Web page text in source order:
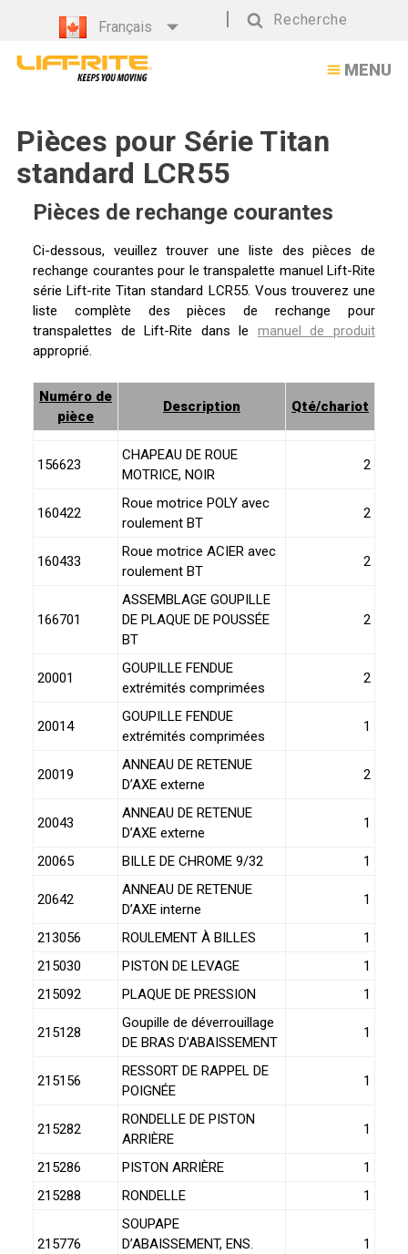
Pièces
pour
Série
standard
LCR55
Français
Recherche
MENU
Pièces pour Série Titan
standard LCR55
Pièces de rechange courantes
Ci-dessous, veuillez trouver une liste des pièces de
rechange courantes pour le transpalette manuel Lift-Rite
série Lift-rite Titan standard LCR55. Vous trouverez une
liste complète des pièces de rechange pour
transpalettes de Lift-Rite dans le manuel de produit
approprié.
Numéro de
pièce
Description Qté/chariot
156623
CHAPEAU DE ROUE
MOTRICE, NOIR
2
160422
Roue motrice POLY avec
roulement BT
2
160433
Roue motrice ACIER avec
roulement BT
2
166701
ASSEMBLAGE GOUPILLE
DE PLAQUE DE POUSSÉE
BT
2
20001
GOUPILLE FENDUE
extrémités comprimées
2
20014
GOUPILLE FENDUE
extrémités comprimées
1
20019
ANNEAU DE RETENUE
D’AXE externe
2
20043
ANNEAU DE RETENUE
D’AXE externe
1
20065 BILLE DE CHROME 9/32 1
20642
ANNEAU DE RETENUE
D’AXE interne
1
213056 ROULEMENT À BILLES
1
215030
PISTON DE LEVAGE
1
215092
PLAQUE DE PRESSION 1
215128
Goupille de déverrouillage
DE BRAS D’ABAISSEMENT
1
215156
RESSORT DE RAPPEL DE
POIGNÉE
1
215282
RONDELLE DE PISTON
ARRIÈRE
1
215286 PISTON ARRIÈRE
1
215288
RONDELLE 1
215776
SOUPAPE
D’ABAISSEMENT, ENS.
1